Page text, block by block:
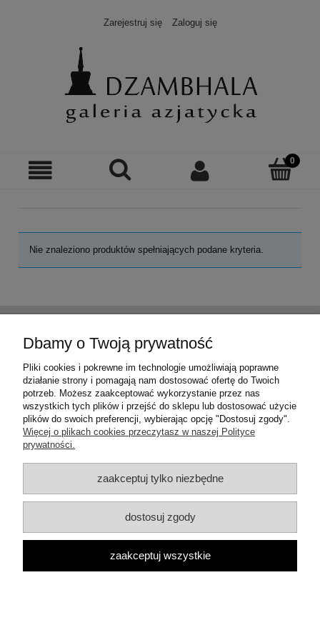
Zarejestruj się Zaloguj się
Nie znaleziono produktów spełniających podane kryteria.
Moje konto
Informacje o sklepie
Dane teleadresowe:
ul. Mrówcza 3a
04-857 Warszawa
E-mail: dzambhala@dzambhala.pl
pokaż pełną wersję strony
Dbamy o Twoją prywatność
Pliki cookies i pokrewne im technologie umożliwiają poprawne
działanie strony i pomagają nam dostosować ofertę do Twoich
potrzeb. Możesz zaakceptować wykorzystanie przez nas
wszystkich tych plików i przejść do sklepu lub dostosować użycie
plików do swoich preferencji, wybierając opcję "Dostosuj zgody".
Więcej o plikach cookies przeczytasz w naszej Polityce
prywatności.
zaakceptuj tylko niezbędne
dostosuj zgody
zaakceptuj wszystkie